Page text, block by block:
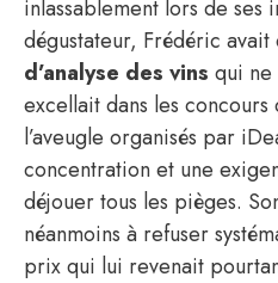
inlassablement lors de ses
dégustateur, Frédéric avait
d’analyse des vins qui ne
excellait dans les concours
l’aveugle organisés par
concentration et une
déjouer tous les pièges.
néanmoins à refuser
prix qui lui revenait